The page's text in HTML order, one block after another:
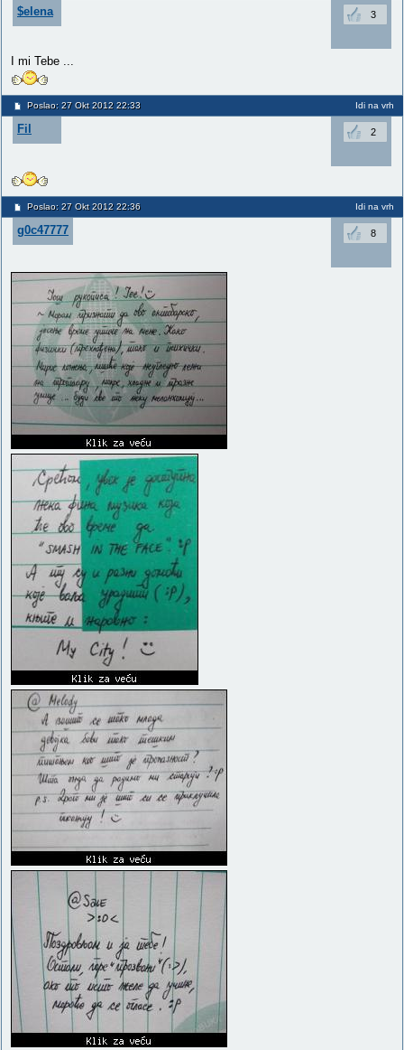
$elena 3
I mi Tebe ...
Poslao: 27 Okt 2012 22:33 Idi na vrh
Fil 2
Poslao: 27 Okt 2012 22:36 Idi na vrh
g0c47777 8